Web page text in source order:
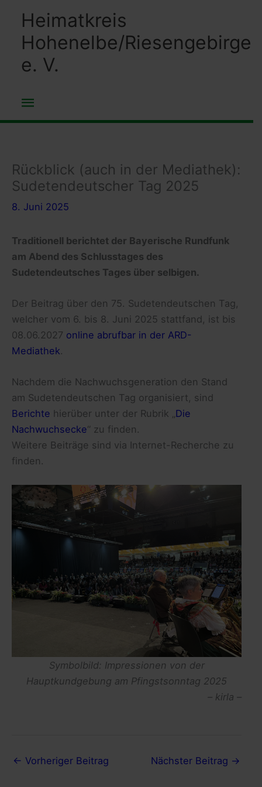
springen
Heimatkreis
Hohenelbe/Riesengebirge
e. V.
Hauptmenü
Rückblick (auch in der Mediathek):
Sudetendeutscher Tag 2025
8. Juni 2025
Traditionell berichtet der Bayerische Rundfunk
am Abend des Schlusstages des
Sudetendeutsches Tages über selbigen.
Der Beitrag über den 75. Sudetendeutschen Tag,
welcher vom 6. bis 8. Juni 2025 stattfand, ist bis
08.06.2027 online abrufbar in der ARD-
Mediathek.
Nachdem die Nachwuchsgeneration den Stand
am Sudetendeutschen Tag organisiert, sind
Berichte hierüber unter der Rubrik „Die
Nachwuchsecke“ zu finden.
Weitere Beiträge sind via Internet-Recherche zu
finden.
Symbolbild: Impressionen von der
Hauptkundgebung am Pfingstsonntag 2025
– kirla –
← Vorheriger Beitrag Nächster Beitrag →